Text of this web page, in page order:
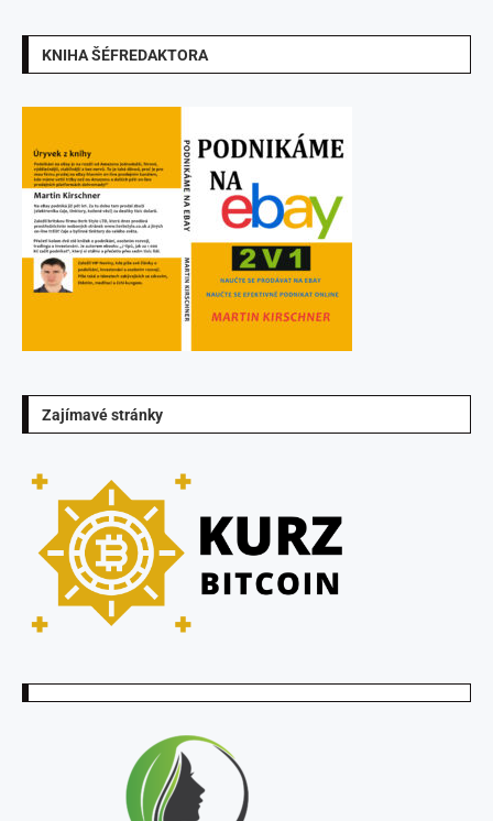
KNIHA ŠÉFREDAKTORA
Zajímavé stránky